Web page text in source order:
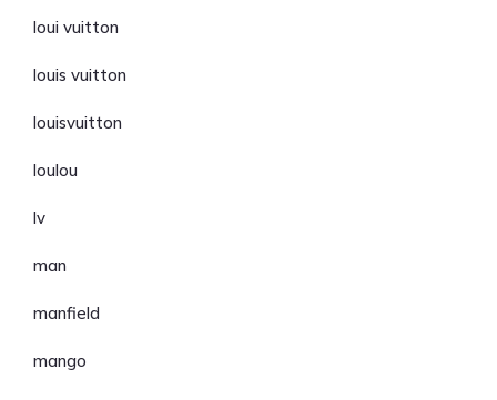
loui vuitton
louis vuitton
louisvuitton
loulou
lv
man
manfield
mango